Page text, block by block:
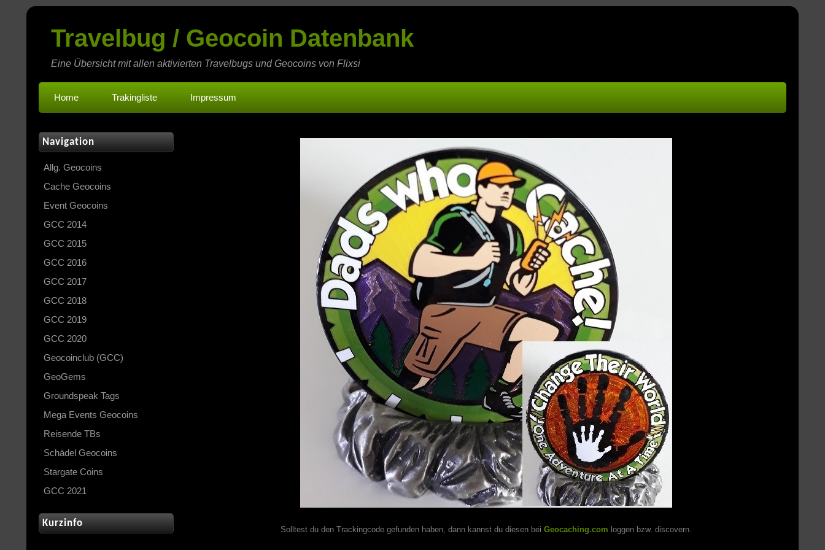
Travelbug / Geocoin Datenbank
Eine Übersicht mit allen aktivierten Travelbugs und Geocoins von Flixsi
Home Trakingliste Impressum
Navigation
Allg. Geocoins
Cache Geocoins
Event Geocoins
GCC 2014
GCC 2015
GCC 2016
GCC 2017
GCC 2018
GCC 2019
GCC 2020
Geocoinclub (GCC)
GeoGems
Groundspeak Tags
Mega Events Geocoins
Reisende TBs
Schädel Geocoins
Stargate Coins
GCC 2021
Kurzinfo
Solltest du den Trackingcode gefunden haben, dann kannst du diesen bei Geocaching.com loggen bzw. discovern.